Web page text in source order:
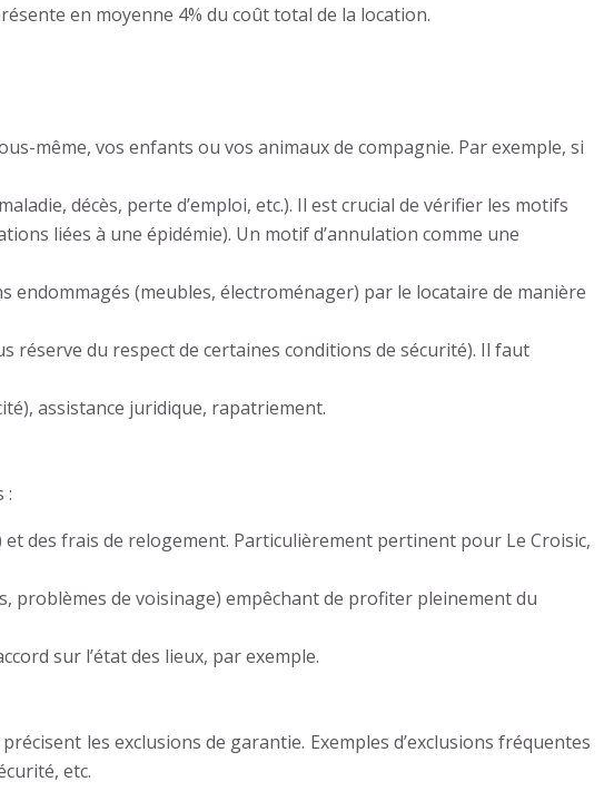
en moyenne 4% du coût total de la location.
même, vos enfants ou vos animaux de compagnie. Par exemple, si
décès, perte d’emploi, etc.). Il est crucial de vérifier les motifs
liées à une épidémie). Un motif d’annulation comme une
(meubles, électroménager) par le locataire de manière
réserve du respect de certaines conditions de sécurité). Il faut
assistance juridique, rapatriement.
:
des frais de relogement. Particulièrement pertinent pour Le Croisic,
problèmes de voisinage) empêchant de profiter pleinement du
sur l’état des lieux, par exemple.
les exclusions de garantie. Exemples d’exclusions fréquentes
etc.